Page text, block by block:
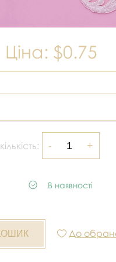
Ціна: $0.75
кількість:
В наявності
До